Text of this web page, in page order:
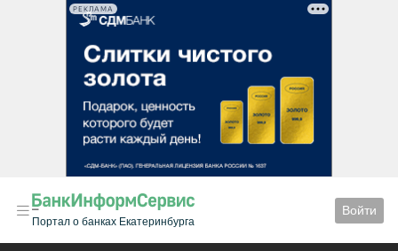
РЕКЛАМА
Портал о банках Екатеринбурга
Войти